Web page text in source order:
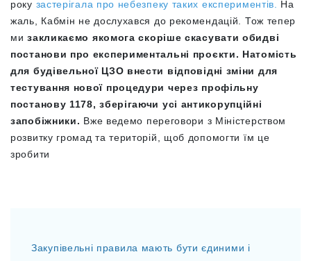
року застерігала про небезпеку таких експериментів. На
жаль, Кабмін не дослухався до рекомендацій. Тож тепер
мизакликаємо якомога скоріше скасувати обидві
постанови про експериментальні проєкти. Натомість
для будівельної ЦЗО внести відповідні зміни для
тестування нової процедури через профільну
постанову 1178, зберігаючи усі антикорупційні
запобіжники. Вже ведемо переговори з Міністерством
розвитку громад та територій, щоб допомогти їм це
зробити
Закупівельні правила мають бути єдиними і